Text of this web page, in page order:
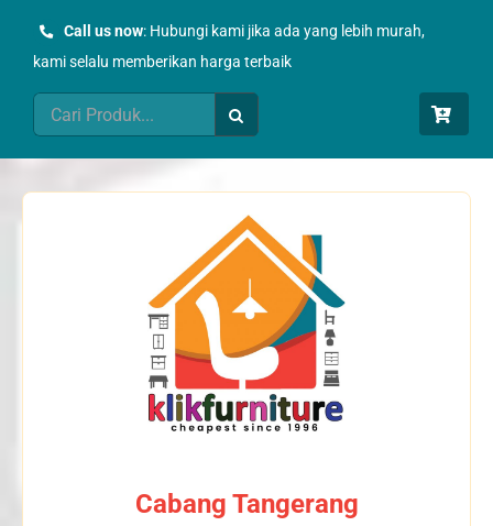
Call us now: Hubungi kami jika ada yang lebih murah,
kami selalu memberikan harga terbaik
Search
for:
Cabang Tangerang